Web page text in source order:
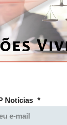
Notícias *